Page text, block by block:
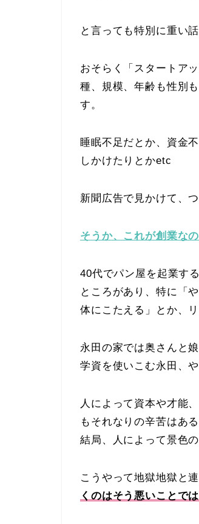
と言っても特別に重い話
おそらく「スタートア
種、規模、年齢も性別
す。
睡眠不足だとか、資金
しかけたりとかetc
新聞広告で見かけて、
そうか、これが創業な
40代でパン屋を起業す
ところがあり、特に「
体にこたえる」とか、
永田の家では奥さんと
学資を使いこむ永田、や
人によって資本や才能
もそれなりの辛苦はある
結局、人によって景色
こうやって地獄地獄と
くのはそう悪いことで